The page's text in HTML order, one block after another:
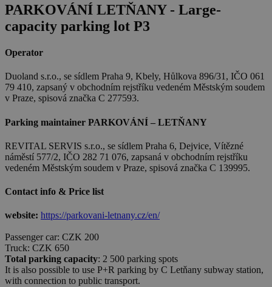
PARKOVÁNÍ LETŇANY - Large-
capacity parking lot P3
Operator
Duoland s.r.o., se sídlem Praha 9, Kbely, Hůlkova 896/31, IČO 061
79 410, zapsaný v obchodním rejstříku vedeném Městským soudem
v Praze, spisová značka C 277593.
Parking maintainer PARKOVÁNÍ – LETŇANY
REVITAL SERVIS s.r.o., se sídlem Praha 6, Dejvice, Vítězné
náměstí 577/2, IČO 282 71 076, zapsaná v obchodním rejstříku
vedeném Městským soudem v Praze, spisová značka C 139995.
Contact info & Price list
website: https://parkovani-letnany.cz/en/
Passenger car: CZK 200
Truck: CZK 650
Total parking capacity: 2 500 parking spots
It is also possible to use P+R parking by C Letňany subway station,
with connection to public transport.